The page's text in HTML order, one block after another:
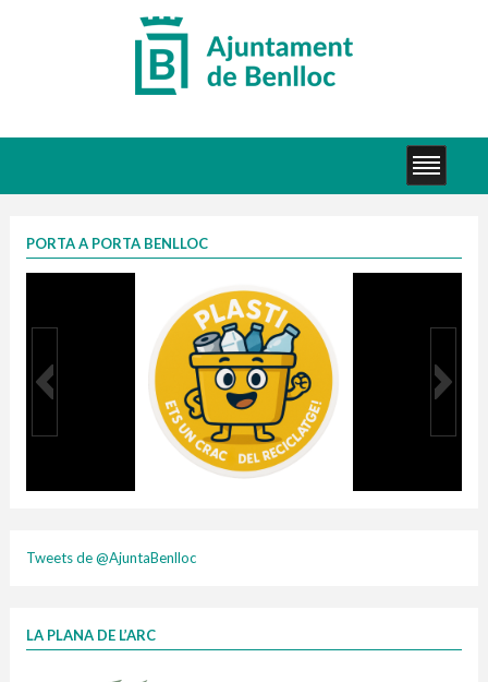
PORTA A PORTA BENLLOC
Tweets de @AjuntaBenlloc
LA PLANA DE L’ARC